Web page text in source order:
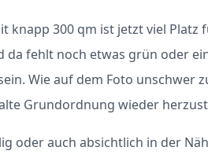
knapp 300 qm ist jetzt viel
da fehlt noch etwas grün oder
Wie auf dem Foto unschwer
Grundordnung wieder
oder auch absichtlich in der